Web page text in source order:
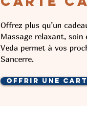
Offrez plus qu’un
Massage relaxant, soin
Veda permet à vos
Sancerre.
offrir une